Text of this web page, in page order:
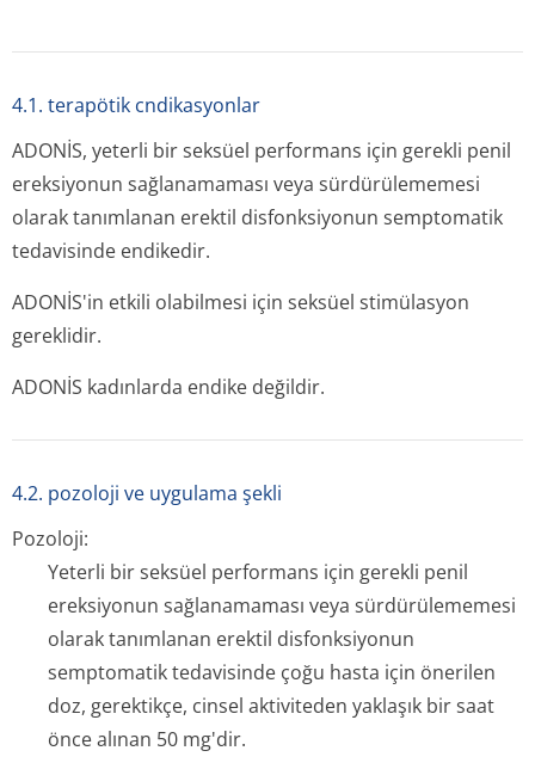
4.1. terapötik cndikasyonlar
ADONİS, yeterli bir seksüel performans için gerekli penil
ereksiyonun sağlanamaması veya sürdürülememesi
olarak tanımlanan erektil disfonksiyonun semptomatik
tedavisinde endikedir.
ADONİS'in etkili olabilmesi için seksüel stimülasyon
gereklidir.
ADONİS kadınlarda endike değildir.
4.2. pozoloji ve uygulama şekli
Pozoloji:
Yeterli bir seksüel performans için gerekli penil
ereksiyonun sağlanamaması veya sürdürülememesi
olarak tanımlanan erektil disfonksiyonun
semptomatik tedavisinde çoğu hasta için önerilen
doz, gerektikçe, cinsel aktiviteden yaklaşık bir saat
önce alınan 50 mg'dir.